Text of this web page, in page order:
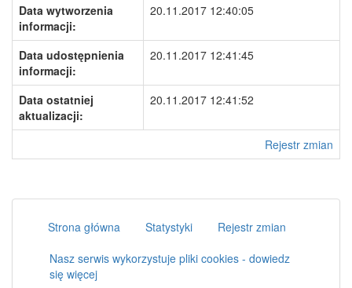
Data wytworzenia
informacji:
20.11.2017 12:40:05
Data udostępnienia
informacji:
20.11.2017 12:41:45
Data ostatniej
aktualizacji:
20.11.2017 12:41:52
Rejestr zmian
Strona główna Statystyki
Rejestr zmian
Nasz serwis wykorzystuje pliki cookies - dowiedz
się więcej